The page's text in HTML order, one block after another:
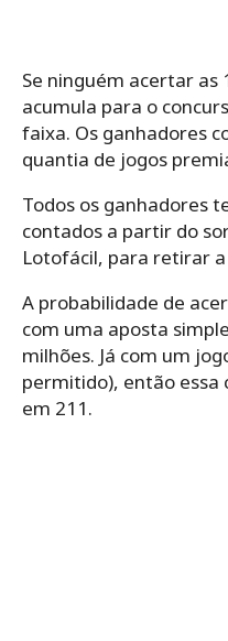
Se ninguém acertar as
acumula para o
faixa. Os ganhadores
quantia de jogos
Todos os ganhadores
contados a partir do
Lotofácil, para retirar
A probabilidade de
com uma aposta
milhões. Já com um
permitido), então essa
em 211.